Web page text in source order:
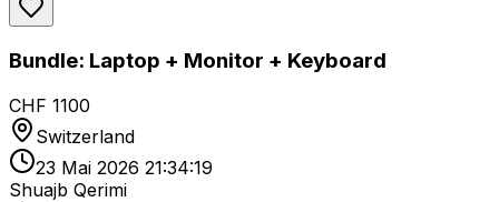
Bundle: Laptop + Monitor + Keyboard
CHF 1100
Switzerland
23 Mai 2026 21:34:19
Shuajb Qerimi